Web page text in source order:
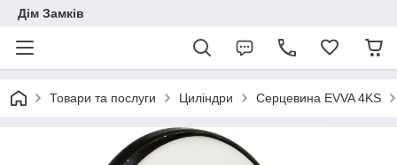
Дім Замків
Товари та послуги Циліндри Серцевина EVVA 4KS